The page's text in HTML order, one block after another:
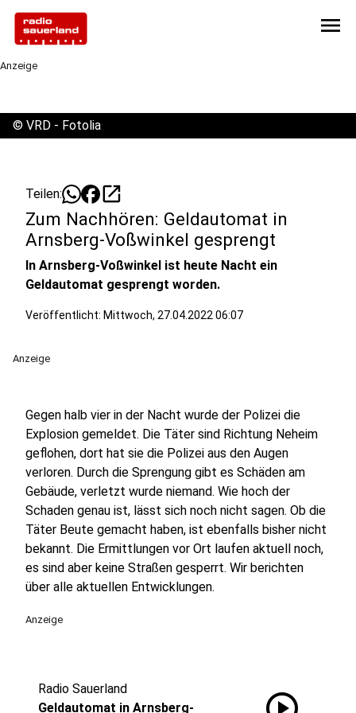
menu
Anzeige
© VRD - Fotolia
Teilen: open_in_new
Zum Nachhören: Geldautomat in
Arnsberg-Voßwinkel gesprengt
In Arnsberg-Voßwinkel ist heute Nacht ein
Geldautomat gesprengt worden.
Veröffentlicht: Mittwoch, 27.04.2022 06:07
Anzeige
Gegen halb vier in der Nacht wurde der Polizei die
Explosion gemeldet. Die Täter sind Richtung Neheim
geflohen, dort hat sie die Polizei aus den Augen
verloren. Durch die Sprengung gibt es Schäden am
Gebäude, verletzt wurde niemand. Wie hoch der
Schaden genau ist, lässt sich noch nicht sagen. Ob die
Täter Beute gemacht haben, ist ebenfalls bisher nicht
bekannt. Die Ermittlungen vor Ort laufen aktuell noch,
es sind aber keine Straßen gesperrt. Wir berichten
über alle aktuellen Entwicklungen.
Anzeige
Radio Sauerland
Geldautomat in Arnsberg-